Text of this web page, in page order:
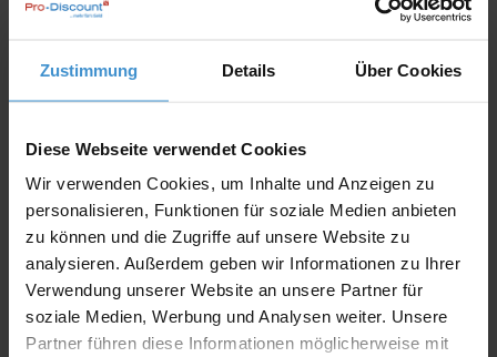
Zustimmung Details Über Cookies
Diese Webseite verwendet Cookies
Wir verwenden Cookies, um Inhalte und Anzeigen zu
personalisieren, Funktionen für soziale Medien anbieten
zu können und die Zugriffe auf unsere Website zu
analysieren. Außerdem geben wir Informationen zu Ihrer
Verwendung unserer Website an unsere Partner für
soziale Medien, Werbung und Analysen weiter. Unsere
Partner führen diese Informationen möglicherweise mit
rutto)
617,02 €
Privatkunden
In den Warenkorb
Angebot drucken
Individuelle Anfrage
Lieferzeiten